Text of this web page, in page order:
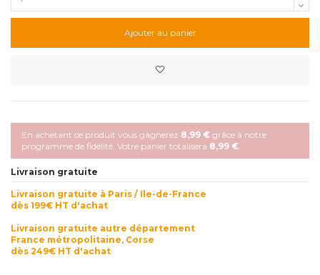
Ajouter au panier
En achetant ce produit vous gagnerez 8,99 € grâce à notre
programme de fidélité. Votre panier totalisera 8,99 €
Livraison gratuite
Livraison gratuite à Paris / Ile-de-France
dès 199€ HT d'achat
Livraison gratuite autre département
France métropolitaine, Corse
dès 249€ HT d'achat